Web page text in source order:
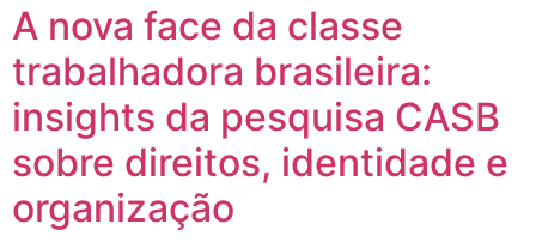
A nova face da classe
trabalhadora brasileira:
insights da pesquisa CASB
sobre direitos, identidade e
organização